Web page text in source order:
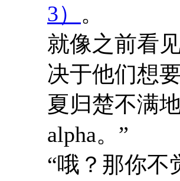
3） 。
就像之前看
决于他们想要
夏归楚不满
alpha。”
“哦？那你不